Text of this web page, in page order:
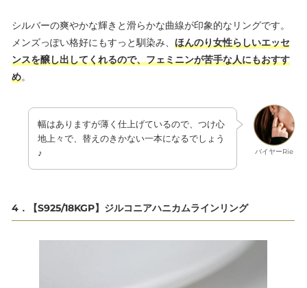
シルバーの爽やかな輝きと滑らかな曲線が印象的なリングです。
メンズっぽい格好にもすっと馴染み、 ほんのり女性らしいエッセ
ンスを醸し出してくれるので、フェミニンが苦手な人にもおすす
め。
バイヤーRie
幅はありますが薄く仕上げているので、つけ心
地上々で、替えのきかない一本になるでしょう
♪
4．【S925/18KGP】ジルコニアハニカムラインリング